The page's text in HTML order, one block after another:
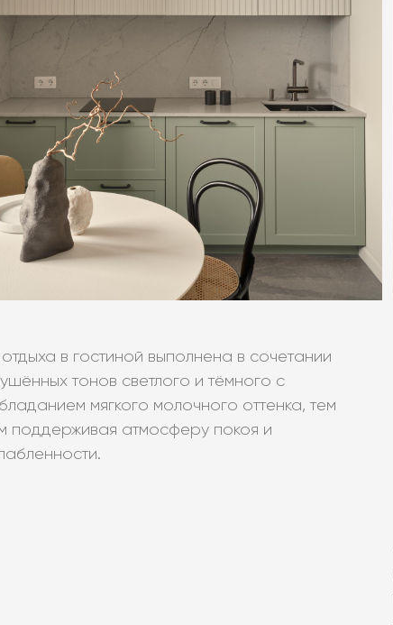
в гостиной выполнена в сочетании
тонов светлого и тёмного с
мягкого молочного оттенка, тем
поддерживая атмосферу покоя и